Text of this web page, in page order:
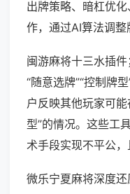
出牌策略、暗杠优
作，通过AI算法调整
闽游麻将十三水插
“随意选牌”“控制牌
户反映其他玩家可能
型”的情况。这些工
术手段实现不平公，
微乐宁夏麻将深度